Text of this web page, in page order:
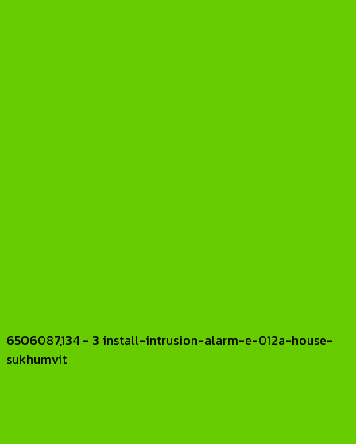
6506087,134 - 3 install-intrusion-alarm-e-012a-house-
sukhumvit